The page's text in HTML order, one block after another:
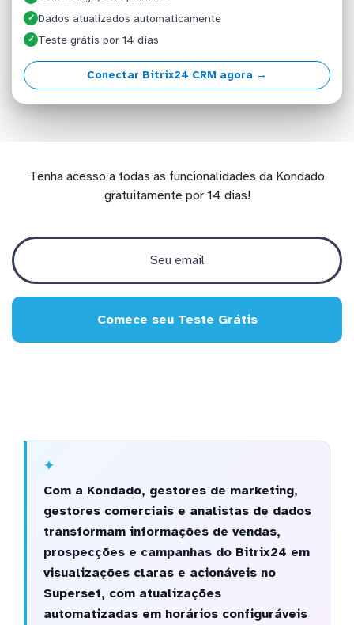
✓ Dados atualizados automaticamente
✓ Teste grátis por 14 dias
Conectar Bitrix24 CRM agora →
Tenha acesso a todas as funcionalidades da Kondado
gratuitamente por 14 dias!
Comece seu Teste Grátis
Com a Kondado, gestores de marketing,
gestores comerciais e analistas de dados
transformam informações de vendas,
prospecções e campanhas do Bitrix24 em
visualizações claras e acionáveis no
Superset, com atualizações
automatizadas em horários configuráveis